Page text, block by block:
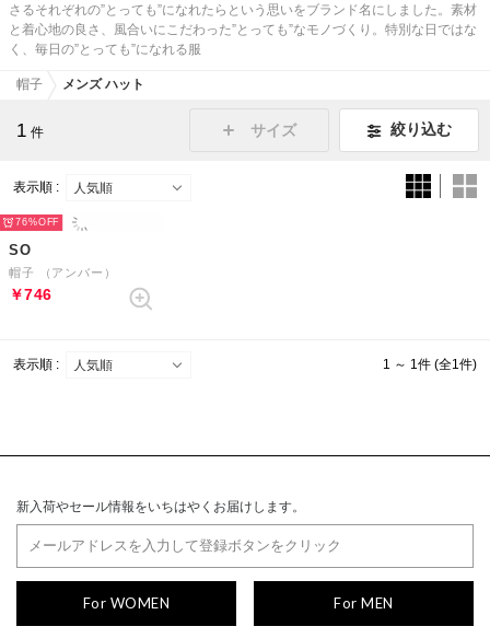
さるそれぞれの”とっても”になれたらという思いをブランド名にしました。素材
と着心地の良さ、風合いにこだわった”とっても”なモノづくり。特別な日ではな
く、毎日の”とっても”になれる服
帽子 メンズ ハット
1 件 サイズ 絞り込む
表示順 :
76%
SO
帽子 （アンバー）
￥746
表示順 : 1 ～ 1件 (全1件)
新入荷やセール情報をいちはやくお届けします。
For WOMEN For MEN